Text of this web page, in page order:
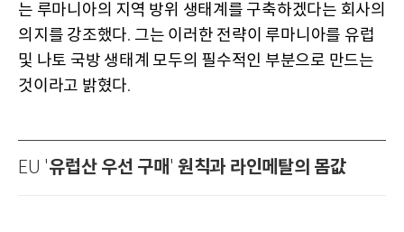
는 루마니아의 지역 방위 생태계를 구축하겠다는 회사의
의지를 강조했다. 그는 이러한 전략이 루마니아를 유럽
및 나토 국방 생태계 모두의 필수적인 부분으로 만드는
것이라고 밝혔다.
EU '유럽산 우선 구매' 원칙과 라인메탈의 몸값